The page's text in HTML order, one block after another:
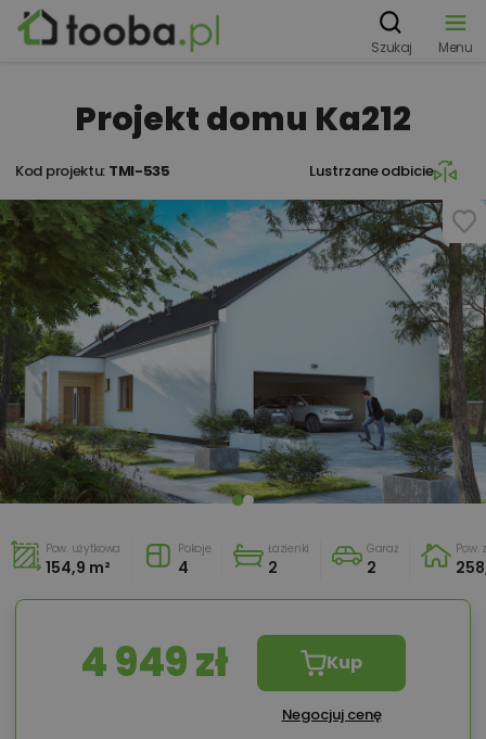
Szukaj Menu
Projekt domu Ka212
Kod projektu: TMI-535 Lustrzane odbicie
Pow. użytkowa
154,9 m²
Pokoje
4
Łazienki
2
Garaż
2
Pow.
4 949 zł Kup
Negocjuj cenę